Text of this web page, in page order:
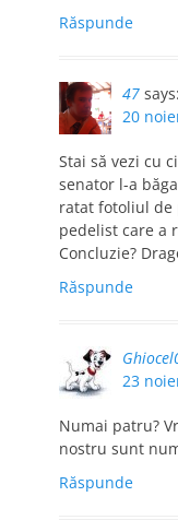
Răspunde
47 says:
20
Stai să vezi cu
senator l-a
ratat fotoliul
pedelist care a
Concluzie?
Răspunde
23
Numai patru?
nostru sunt
Răspunde